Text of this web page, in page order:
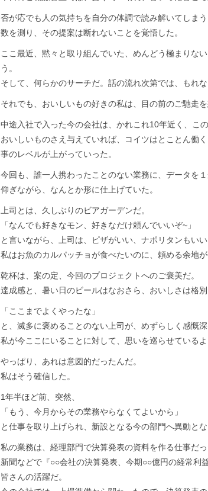
否が応でも人の気持ちを自分の体調で読み解いてしま
数を測り、その提案は断れないことを覚悟した。
ここ最近、黙々と取り組んでいた、めんどう極まりな
う。
そして、何らかのサーチだ。話の流れ次第では、もれな
それでも、おいしいもの好きの私は、目の前のご馳走
中途入社で入った今の会社は、かれこれ10年近く、こ
おいしいものさえ与えていれば、コイツはとことん働
事のレベルが上がっていった。
今回も、誰一人携わったことのない業務に、データを
仰ぎながら、なんとか形に仕上げていた。
上司とは、久しぶりのビアガーデンだ。
「なんでも好きなモン、好きなだけ頼んでいいぞ~」
と言いながら、上司は、ピザがいい、ナポリタンもいい
私はお魚のカルパッチョが食べたいのに、頼める余地が
乾杯は、案の定、今回のプロジェクトへのご褒美だ。
達成感と、暑い日のビールはなおさら、おいしさは格別
「ここまでよくやったな」
と、滅多に褒めることのない上司が、めずらしく感慨深
私が今ここにいることに対して、思いを巡らせているよ
やっぱり、あれは意図的だったんだ。
私はそう確信した。
1年半ほど前、突然、
「もう、今月からその業務やらなくてよいから」
と仕事を取り上げられ、新設となる今の部門へ異動とな
私の業務は、経理部門で決算発表の資料を作る仕事だっ
新聞などで『○○会社の決算発表、今期○○億円の経常利
皆さんの活躍だ。